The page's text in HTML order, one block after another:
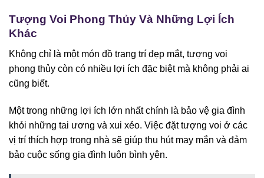
Tượng Voi Phong Thủy Và Những Lợi Ích
Khác
Không chỉ là một món đồ trang trí đẹp mắt, tượng voi
phong thủy còn có nhiều lợi ích đặc biệt mà không phải ai
cũng biết.
Một trong những lợi ích lớn nhất chính là bảo vệ gia đình
khỏi những tai ương và xui xẻo. Việc đặt tượng voi ở các
vị trí thích hợp trong nhà sẽ giúp thu hút may mắn và đảm
bảo cuộc sống gia đình luôn bình yên.